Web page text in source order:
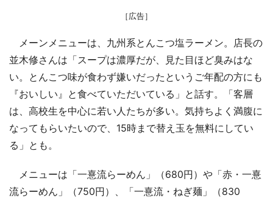
［広告］
メーンメニューは、九州系とんこつ塩ラーメン。店長の
並木修さんは「スープは濃厚だが、見た目ほど臭みはな
い。とんこつ味が食わず嫌いだったというご年配の方にも
『おいしい』と食べていただいている」と話す。「客層
は、高校生を中心に若い人たちが多い。気持ちよく満腹に
なってもらいたいので、15時まで替え玉を無料にしてい
る」とも。
メニューは「一憙流らーめん」（680円）や「赤・一憙
流らーめん」（750円）、「一憙流・ねぎ麺」（830